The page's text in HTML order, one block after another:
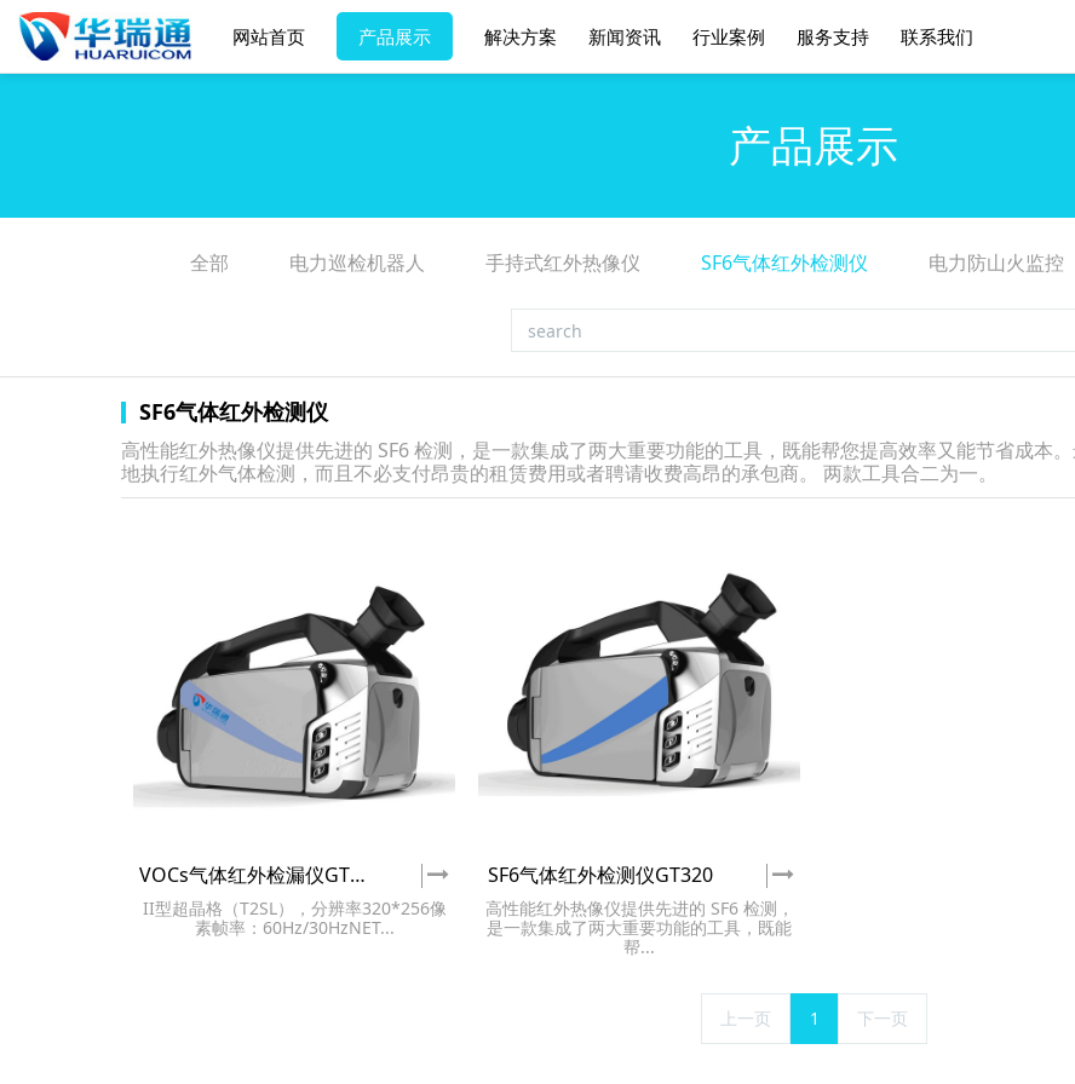
网站首页 产品展示 解决方案 新闻资讯 行业案例 服务支持 联系我们
产品展示
全部 电力巡检机器人 手持式红外热像仪 SF6气体红外检测仪 电力防山火监控
SF6气体红外检测仪
高性能红外热像仪提供先进的 SF6 检测，是一款集成了两大重要功能的工具，既能帮您提高效率又能节省成本
地执行红外气体检测，而且不必支付昂贵的租赁费用或者聘请收费高昂的承包商。 两款工具合二为一。
VOCs气体红外检漏仪GT350
II型超晶格（T2SL），分辨率320*256像
素帧率：60Hz/30HzNET...
SF6气体红外检测仪GT320
高性能红外热像仪提供先进的 SF6 检测，
是一款集成了两大重要功能的工具，既能
帮...
上一页 1 下一页